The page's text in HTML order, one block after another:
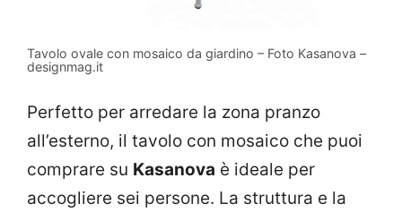
Tavolo ovale con mosaico da giardino – Foto Kasanova –
designmag.it
Perfetto per arredare la zona pranzo
all’esterno, il tavolo con mosaico che puoi
comprare su Kasanova è ideale per
accogliere sei persone. La struttura e la